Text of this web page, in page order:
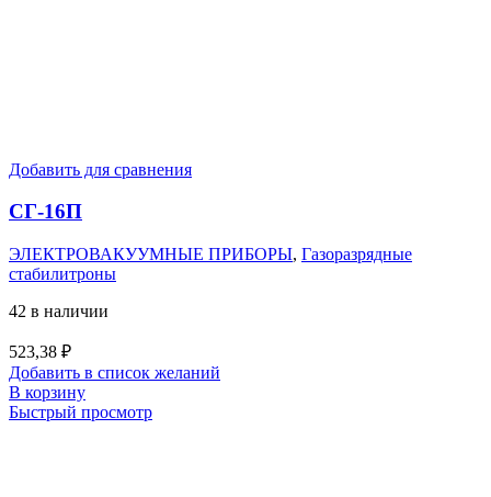
Добавить для сравнения
СГ-16П
ЭЛЕКТРОВАКУУМНЫЕ ПРИБОРЫ, Газоразрядные
стабилитроны
42 в наличии
523,38 ₽
Добавить в список желаний
В корзину
Быстрый просмотр